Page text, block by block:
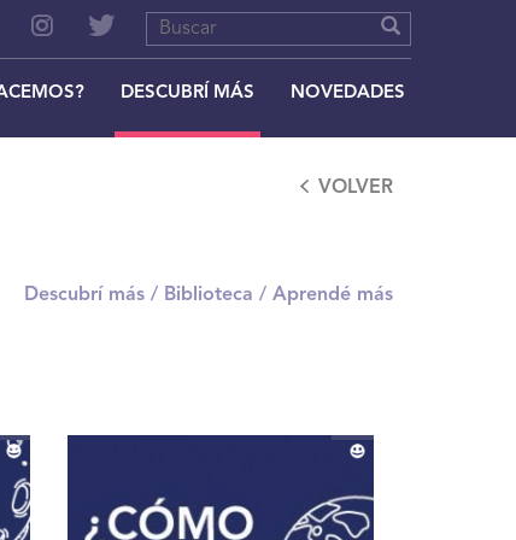
DESCUBRÍ MÁS NOVEDADES
VOLVER
Descubrí más / Biblioteca / Aprendé más